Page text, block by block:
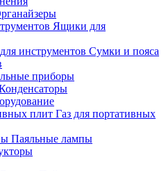
Ящики для
Сумки и пояса
приборы
Газ для портативных
Паяльные лампы